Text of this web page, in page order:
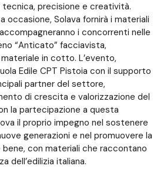
precisione e creatività.
occasione, Solava fornirà i materiali
i concorrenti nelle
“Anticato” facciavista,
in cotto. L’evento,
Edile CPT Pistoia con il supporto
partner del settore,
di crescita e valorizzazione del
la partecipazione a questa
il proprio impegno nel sostenere
generazioni e nel promuovere la
con materiali che raccontano
dell’edilizia italiana.